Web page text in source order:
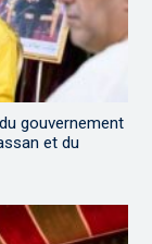
gouvernement
et du